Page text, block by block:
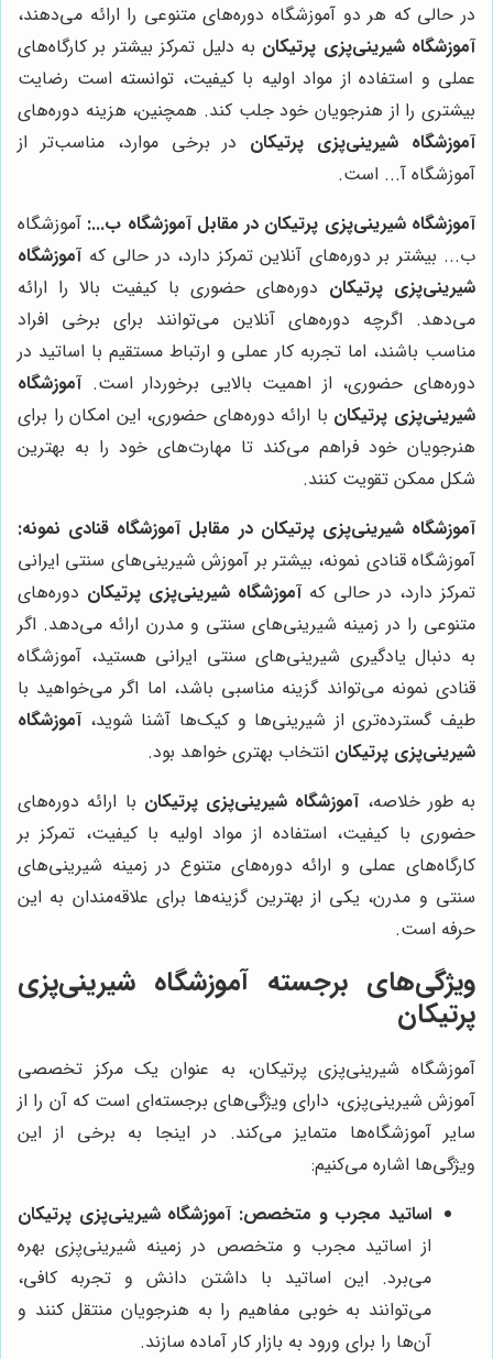
در حالی که هر دو آموزشگاه دوره‌های متنوعی را ارائه می‌دهند،
آموزشگاه شیرینی‌پزی پرتیکان به دلیل تمرکز بیشتر بر کارگاه‌های
عملی و استفاده از مواد اولیه با کیفیت، توانسته است رضایت
بیشتری را از هنرجویان خود جلب کند. همچنین، هزینه دوره‌های
آموزشگاه شیرینی‌پزی پرتیکان در برخی موارد، مناسب‌تر از
آموزشگاه آ... است.
آموزشگاه شیرینی‌پزی پرتیکان در مقابل آموزشگاه ب...: آموزشگاه
ب... بیشتر بر دوره‌های آنلاین تمرکز دارد، در حالی کهآموزشگاه
شیرینی‌پزی پرتیکان دوره‌های حضوری با کیفیت بالا را ارائه
می‌دهد. اگرچه دوره‌های آنلاین می‌توانند برای برخی افراد
مناسب باشند، اما تجربه کار عملی و ارتباط مستقیم با اساتید در
دوره‌های حضوری، از اهمیت بالایی برخوردار است.آموزشگاه
شیرینی‌پزی پرتیکان با ارائه دوره‌های حضوری، این امکان را برای
هنرجویان خود فراهم می‌کند تا مهارت‌های خود را به بهترین
شکل ممکن تقویت کنند.
آموزشگاه شیرینی‌پزی پرتیکان در مقابل آموزشگاه قنادی نمونه:
آموزشگاه قنادی نمونه، بیشتر بر آموزش شیرینی‌های سنتی ایرانی
تمرکز دارد، در حالی کهآموزشگاه شیرینی‌پزی پرتیکان دوره‌های
متنوعی را در زمینه شیرینی‌های سنتی و مدرن ارائه می‌دهد. اگر
به دنبال یادگیری شیرینی‌های سنتی ایرانی هستید، آموزشگاه
قنادی نمونه می‌تواند گزینه مناسبی باشد، اما اگر می‌خواهید با
طیف گسترده‌تری از شیرینی‌ها و کیک‌ها آشنا شوید،آموزشگاه
شیرینی‌پزی پرتیکان انتخاب بهتری خواهد بود.
به طور خلاصه،آموزشگاه شیرینی‌پزی پرتیکان با ارائه دوره‌های
حضوری با کیفیت، استفاده از مواد اولیه با کیفیت، تمرکز بر
کارگاه‌های عملی و ارائه دوره‌های متنوع در زمینه شیرینی‌های
سنتی و مدرن، یکی از بهترین گزینه‌ها برای علاقه‌مندان به این
حرفه است.
ویژگی‌های برجسته آموزشگاه شیرینی‌پزی
پرتیکان
آموزشگاه شیرینی‌پزی پرتیکان، به عنوان یک مرکز تخصصی
آموزش شیرینی‌پزی، دارای ویژگی‌های برجسته‌ای است که آن را از
سایر آموزشگاه‌ها متمایز می‌کند. در اینجا به برخی از این
ویژگی‌ها اشاره می‌کنیم:
اساتید مجرب و متخصص: آموزشگاه شیرینی‌پزی پرتیکان
از اساتید مجرب و متخصص در زمینه شیرینی‌پزی بهره
می‌برد. این اساتید با داشتن دانش و تجربه کافی،
می‌توانند به خوبی مفاهیم را به هنرجویان منتقل کنند و
آن‌ها را برای ورود به بازار کار آماده سازند.